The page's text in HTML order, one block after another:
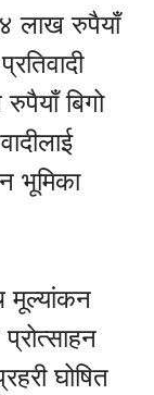
लाख रुपैयाँ
बिगो
भूमिका
मूल्यांकन
घोषित